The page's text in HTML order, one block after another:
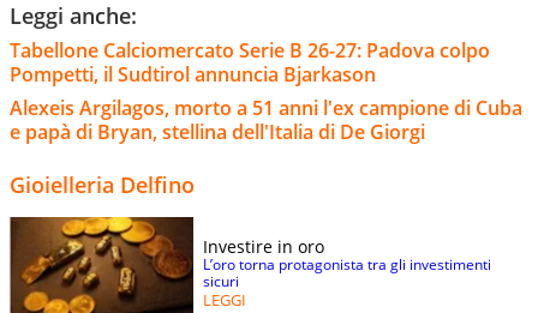
Leggi anche:
Tabellone Calciomercato Serie B 26-27: Padova colpo
Pompetti, il Sudtirol annuncia Bjarkason
Alexeis Argilagos, morto a 51 anni l'ex campione di Cuba
e papà di Bryan, stellina dell'Italia di De Giorgi
Gioielleria Delfino
Investire in oro
L’oro torna protagonista tra gli investimenti
sicuri
LEGGI